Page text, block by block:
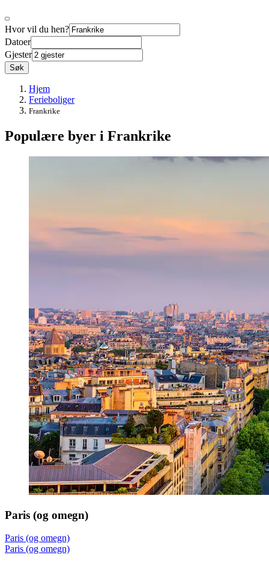
Hvor vil du hen?
Datoer
Gjester
Søk
Hjem
Ferieboliger
Frankrike
Populære byer i Frankrike
Paris (og omegn)
Paris (og omegn)
Paris (og omegn)